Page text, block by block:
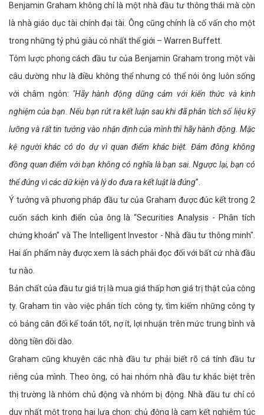
Benjamin Graham không chỉ là một nhà đầu tư thông thái mà còn
là nhà giáo dục tài chính đại tài. Ông cũng chính là cố vấn cho một
trong những tỷ phú giàu có nhất thế giới – Warren Buffett.
Tóm lược phong cách đầu tư của Benjamin Graham trong một vài
câu dường như là điều không thể nhưng có thể nói ông luôn sống
với châm ngôn: "Hãy hành động dũng cảm với kiến thức và kinh
nghiệm của bạn. Nếu bạn rút ra kết luận sau khi đã phân tích số liệu kỹ
lưỡng và rất tin tưởng vào nhận định của mình thì hãy hành động. Mặc
kệ người khác có do dự vì quan điểm khác biệt. Đám đông không
đồng quan điểm với bạn không có nghĩa là bạn sai. Ngược lại, bạn có
thể đúng vì các dữ kiện và lý do đưa ra kết luật là đúng”.
Ý tưởng và phương pháp đầu tư của Graham được đúc kết trong 2
cuốn sách kinh điển của ông là “Securities Analysis - Phân tích
chứng khoán” và The Intelligent Investor - Nhà đầu tư thông minh".
Hai ấn phẩm này được xem là sách phải đọc đối với bất cứ nhà đầu
tư nào.
Bản chất của đầu tư giá trị là mua giá thấp hơn giá trị thật của công
ty. Graham tin vào việc phân tích công ty, tìm kiếm những công ty
có bảng cân đối kế toán tốt, nợ ít, lợi nhuận trên mức trung bình và
dòng tiền dồi dào.
Graham cũng khuyên các nhà đầu tư phải biết rõ cá tính đầu tư
riêng của mình. Theo ông, có hai nhóm nhà đầu tư khác biệt trên
thị trường là nhóm chủ động và nhóm bị động. Nhà đầu tư chỉ có
duy nhất một trong hai lựa chọn: chủ động là cam kết nghiêm túc